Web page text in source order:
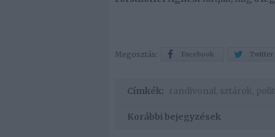
Megosztás: Facebook Twitter
Címkék: randivonal sztárok
Korábbi bejegyzések